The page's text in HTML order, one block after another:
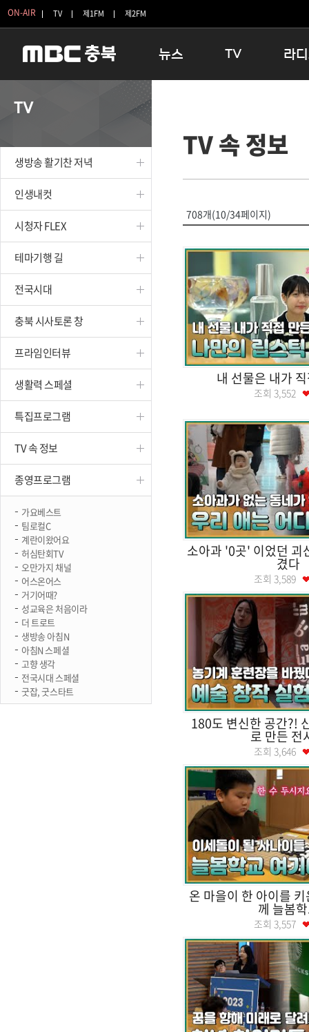
ON-AIR TV 제1FM 제2FM
뉴스
보은
옥천
TV
인생내컷
테마기행 길
시청자 FLEX
특집프로그램
종영프로그램
라
16:00 완
우리 고
TV
생방송 활기찬 저녁
인생내컷
시청자 FLEX
테마기행 길
전국시대
충북 시사토론 창
프라임인터뷰
생활력 스페셜
특집프로그램
TV 속 정보
종영프로그램
가요베스트
팀로컬C
계란이왔어요
허심탄회TV
오만가지 채널
어스온어스
거기어때?
성교육은 처음이라
더 트로트
생방송 아침N
아침N 스페셜
고향 생각
전국시대 스페셜
굿잡, 굿스타트
TV 속 정보
708개(10/34페이지)
내 선물은 내가
조회 3,552
소아과 '0곳' 이었던 괴
겼다
조회 3,589
180도 변신한 공간?!
로 만든 전
조회 3,646
온 마을이 한 아이를
께 늘봄
조회 3,557